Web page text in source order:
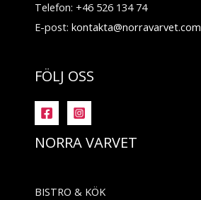
Telefon: +46 526 134 74
E-post:kontakta@norravarvet.com
FÖLJ OSS
NORRA VARVET
BISTRO & KÖK